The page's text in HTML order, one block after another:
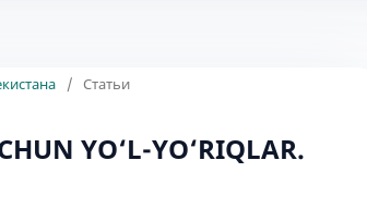
/ Статьи
YO‘L-YO‘RIQLAR.